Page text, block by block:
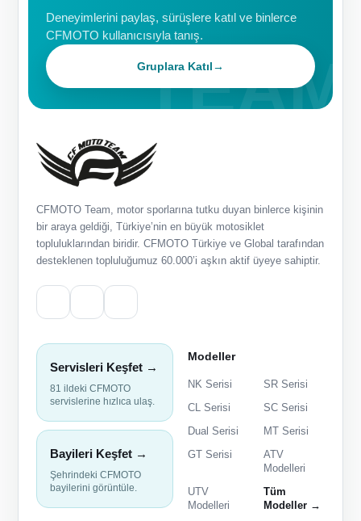
Deneyimlerini paylaş, sürüşlere katıl ve binlerce
CFMOTO kullanıcısıyla tanış.
Gruplara Katıl→
CFMOTO Team, motor sporlarına tutku duyan binlerce kişinin
bir araya geldiği, Türkiye’nin en büyük motosiklet
topluluklarından biridir. CFMOTO Türkiye ve Global tarafından
desteklenen topluluğumuz 60.000’i aşkın aktif üyeye sahiptir.
Servisleri Keşfet →
81 ildeki CFMOTO
servislerine hızlıca ulaş.
Bayileri Keşfet →
Şehrindeki CFMOTO
bayilerini görüntüle.
Modeller
NK Serisi
SR Serisi
CL Serisi
SC Serisi
Dual Serisi
MT Serisi
GT Serisi
ATV
Modelleri
UTV
Modelleri
Tüm
Modeller →